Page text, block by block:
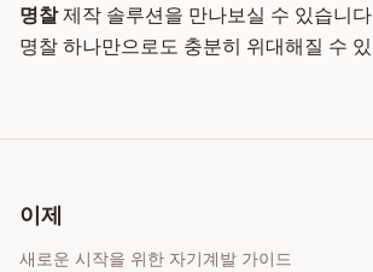
명찰제작 솔루션을 만나보실 수 있습니
명찰 하나만으로도 충분히 위대해질 수
이제
새로운 시작을 위한 자기계발 가이드